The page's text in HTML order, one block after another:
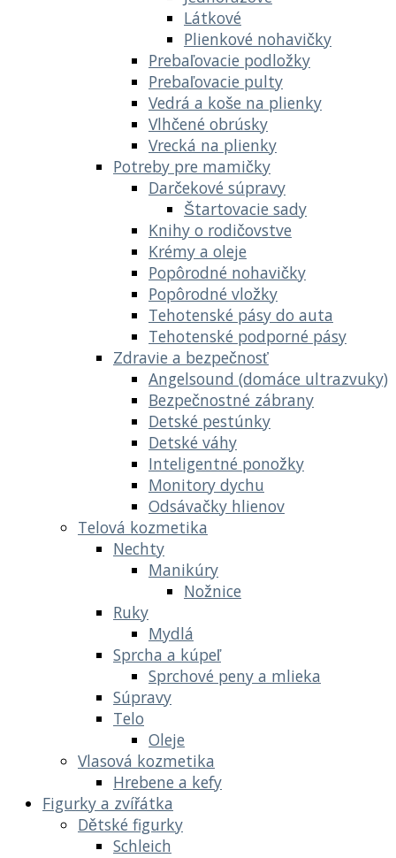
Látkové
Plienkové nohavičky
Prebaľovacie podložky
Prebaľovacie pulty
Vedrá a koše na plienky
Vlhčené obrúsky
Vrecká na plienky
Potreby pre mamičky
Darčekové súpravy
Štartovacie sady
Knihy o rodičovstve
Krémy a oleje
Popôrodné nohavičky
Popôrodné vložky
Tehotenské pásy do auta
Tehotenské podporné pásy
Zdravie a bezpečnosť
Angelsound (domáce ultrazvuky)
Bezpečnostné zábrany
Detské pestúnky
Detské váhy
Inteligentné ponožky
Monitory dychu
Odsávačky hlienov
Telová kozmetika
Nechty
Manikúry
Nožnice
Ruky
Mydlá
Sprcha a kúpeľ
Sprchové peny a mlieka
Súpravy
Telo
Oleje
Vlasová kozmetika
Hrebene a kefy
Figurky a zvířátka
Dětské figurky
Schleich